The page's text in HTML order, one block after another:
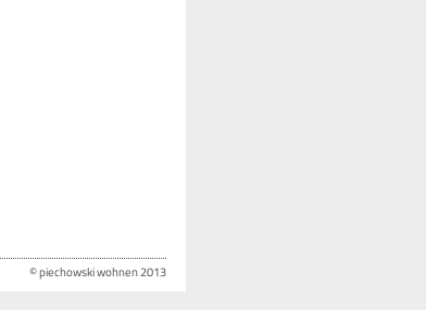
© piechowski wohnen 2013